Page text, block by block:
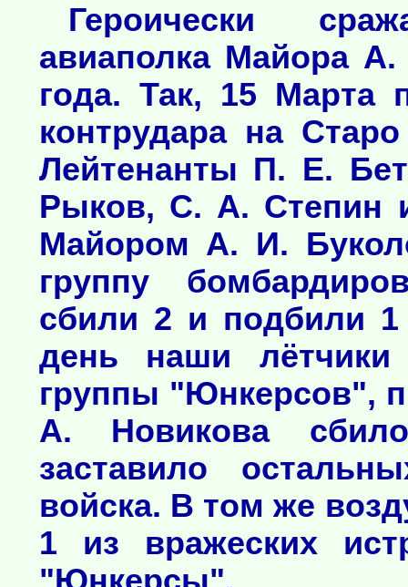
Героически
авиаполка Майора
года. Так, 15 Марта
контрудара на
Лейтенанты П. Е.
Рыков, С. А. Степин
Майором А. И.
группу
сбили 2 и подбили 1
день наши
группы "Юнкерсов",
А. Новикова
заставило
войска. В том же
1 из вражеских